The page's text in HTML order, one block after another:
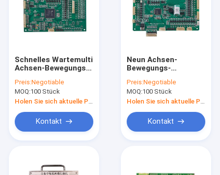
Schnelles Wartemulti
Achsen-Bewegungs-
Hochgeschwindigkeits-
DSP-Prozessor
Preis:Negotiable
MOQ:100 Stück
Kontakt
Neun Achsen-
Bewegungs-
Haltbarkeit ISO-/CER-
Bescheinigung
Preis:Negotiable
MOQ:100 Stück
Kontakt